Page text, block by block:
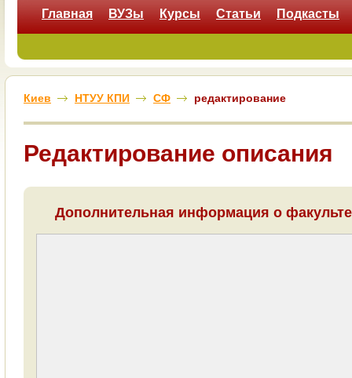
Главная ВУЗы Курсы Статьи Подкасты
Киев НТУУ КПИ СФ редактирование
Редактирование описания
Дополнительная информация о